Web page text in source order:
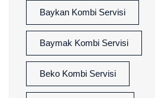
Baykan Kombi Servisi
Baymak Kombi Servisi
Beko Kombi Servisi